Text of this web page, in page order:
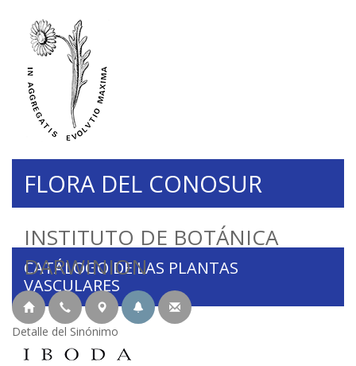
INSTITUTO DE BOTÁNICA
DARWINION
FLORA DEL CONOSUR
CATÁLOGO DE LAS PLANTAS
VASCULARES
Detalle del Sinónimo